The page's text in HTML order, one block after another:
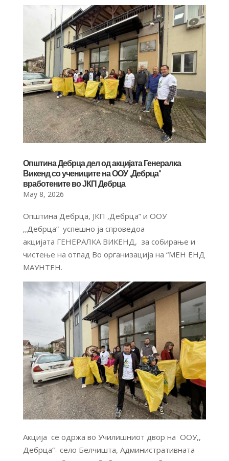
Општина Дебрца дел од акцијата Генералка
Викенд со учениците на ООУ ,,Дебрца”
вработените во ЈКП Дебрца
May 8, 2026
Општина Дебрца, ЈКП ,Дебрца” и ООУ
,,Дебрца” успешно ја спроведоа
акцијата ГЕНЕРАЛКА ВИКЕНД, за собирање и
чистење на отпад Во организација на “МЕН EНД
МАУНТЕН.
Aкција се одржа во Училишниот двор на ООУ,,
Дебрца”- село Белчишта, Административната